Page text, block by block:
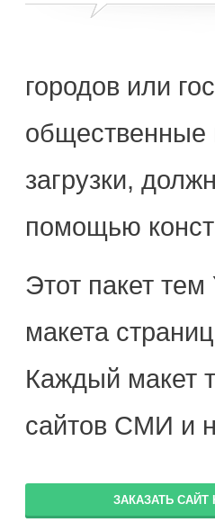
городов или
общественные
загрузки,
помощью
Этот пакет
макета
Каждый макет
сайтов СМИ и
ЗАКАЗАТЬ